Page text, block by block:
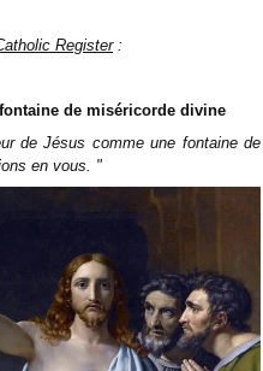
Register:
de miséricorde divine
de Jésus comme une fontaine de
en vous. "